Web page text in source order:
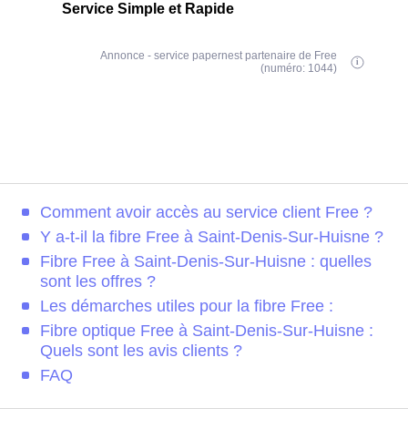
Service Simple et Rapide
Annonce - service papernest partenaire de Free
(numéro: 1044)
Comment avoir accès au service client Free ?
Y a-t-il la fibre Free à Saint-Denis-Sur-Huisne ?
Fibre Free à Saint-Denis-Sur-Huisne : quelles
sont les offres ?
Les démarches utiles pour la fibre Free :
Fibre optique Free à Saint-Denis-Sur-Huisne :
Quels sont les avis clients ?
FAQ